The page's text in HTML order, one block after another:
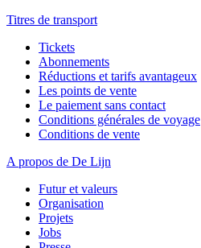
Titres de transport
Tickets
Abonnements
Réductions et tarifs avantageux
Les points de vente
Le paiement sans contact
Conditions générales de voyage
Conditions de vente
A propos de De Lijn
Futur et valeurs
Organisation
Projets
Jobs